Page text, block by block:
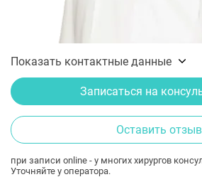
Показать контактные данные
Записаться на
Оставить отзыв
при записи online - у многих хирургов
Уточняйте у оператора.